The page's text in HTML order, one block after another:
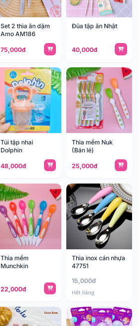
Set 2 thìa ăn dặm
Amo AM186
75,000đ
Đũa tập ăn Nhật
40,000đ
Túi tập nhai
Dolphin
48,000đ
Thìa mềm Nuk
(Bán lẻ)
25,000đ
Thìa mềm
Munchkin
22,000đ
Thìa inox cán nhựa
47751
15,000đ
Hết hàng